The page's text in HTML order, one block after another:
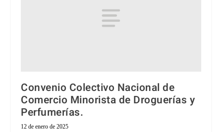
Convenio Colectivo Nacional de
Comercio Minorista de Droguerías y
Perfumerías.
12 de enero de 2025